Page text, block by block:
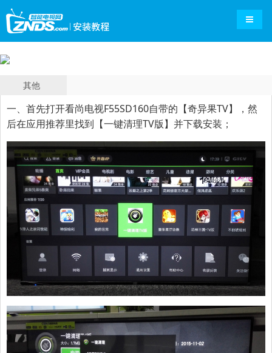
导航
其他
一、首先打开看尚电视F55SD160自带的【奇异果TV】，然
后在应用推荐里找到【一键清理TV版】并下载安装；